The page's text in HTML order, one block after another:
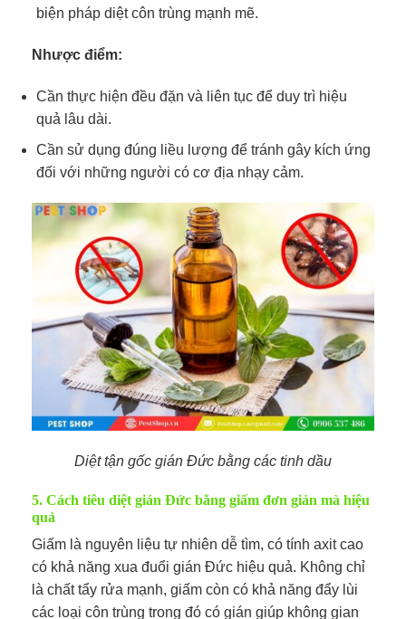
biện pháp diệt côn trùng mạnh mẽ.
Nhược điểm:
Cần thực hiện đều đặn và liên tục để duy trì hiệu
quả lâu dài.
Cần sử dụng đúng liều lượng để tránh gây kích ứng
đối với những người có cơ địa nhạy cảm.
Diệt tận gốc gián Đức bằng các tinh dầu
5. Cách tiêu diệt gián Đức bằng giấm đơn giản mà hiệu
quả
Giấm là nguyên liệu tự nhiên dễ tìm, có tính axit cao
có khả năng xua đuổi gián Đức hiệu quả. Không chỉ
là chất tẩy rửa mạnh, giấm còn có khả năng đẩy lùi
các loại côn trùng trong đó có gián giúp không gian